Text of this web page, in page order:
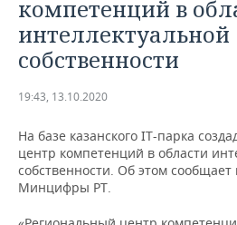
УДМУРТИЯ
НОВОСТИ АНАЛИТИКИ
ВУЗЫ ТАТАРСТАНА
ТОРГОВЫЕ ЦЕНТРЫ
ЭКОНОМИКА
БАНКИ
ПРОМЫШЛЕННОСТИ
АГРОПРОМ
МАШИНОСТРОЕНИЕ
НОВОСТИ НЕДВИЖИМОСТИ
АВТО
компетенций в
интеллектуальной
собственности
19:43, 13.10.2020
На базе казанского IT-парка
центр компетенций в области
собственности. Об этом сообщает
Минцифры РТ.